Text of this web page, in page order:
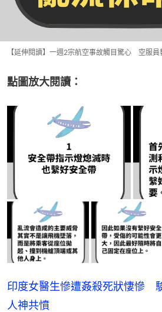
【延伸閱讀】一週2宗航空事故觸目驚心 空服
點圖放大閱讀：
印度女醫生慘遭姦殺死狀悽慘
人神共憤